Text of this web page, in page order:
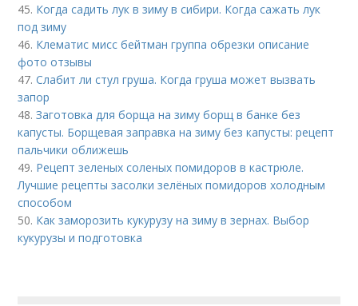
45. Когда садить лук в зиму в сибири. Когда сажать лук
под зиму
46. Клематис мисс бейтман группа обрезки описание
фото отзывы
47.Слабит ли стул груша. Когда груша может вызвать
запор
48.Заготовка для борща на зиму борщ в банке без
капусты. Борщевая заправка на зиму без капусты: рецепт
пальчики оближешь
49. Рецепт зеленых соленых помидоров в кастрюле.
Лучшие рецепты засолки зелёных помидоров холодным
способом
50. Как заморозить кукурузу на зиму в зернах. Выбор
кукурузы и подготовка